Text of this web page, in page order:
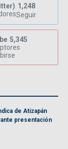
1,248
Seguir
5,345
de Atizapán
presentación